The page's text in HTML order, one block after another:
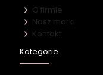
O firmie
Nasz marki
Kontakt
Kategorie